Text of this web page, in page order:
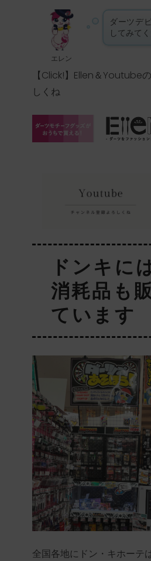
エレン
ダーツデ
してみて
【Click!】Ellen＆Youtube
しくね
ドンキに
消耗品も
ています
全国各地にドン・キホーテ